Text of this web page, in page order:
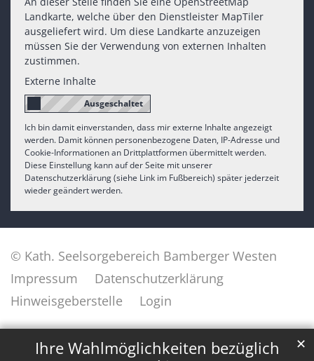
Ihre Wahlmöglichkeiten bezüglich
✕
Landkarte, welche über den Dienstleister MapTiler
ausgeliefert wird. Um diese Landkarte anzuzeigen
müssen Sie der Verwendung von externen Inhalten
zustimmen.
Externe Inhalte
Ich bin damit einverstanden, dass mir externe Inhalte angezeigt
werden. Damit können personenbezogene Daten, IP-Adresse und
Cookie-Informationen an Drittplattformen übermittelt werden.
Diese Einstellung kann auf der Seite mit unserer
Datenschutzerklärung (siehe Link im Fußbereich) später jederzeit
wieder geändert werden.
© Kath. Seelsorgebereich Bamberger Westen
Impressum
Datenschutzerklärung
Hinweisgeberstelle
Login